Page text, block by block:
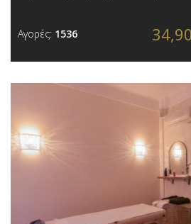
Αγορές: 1536